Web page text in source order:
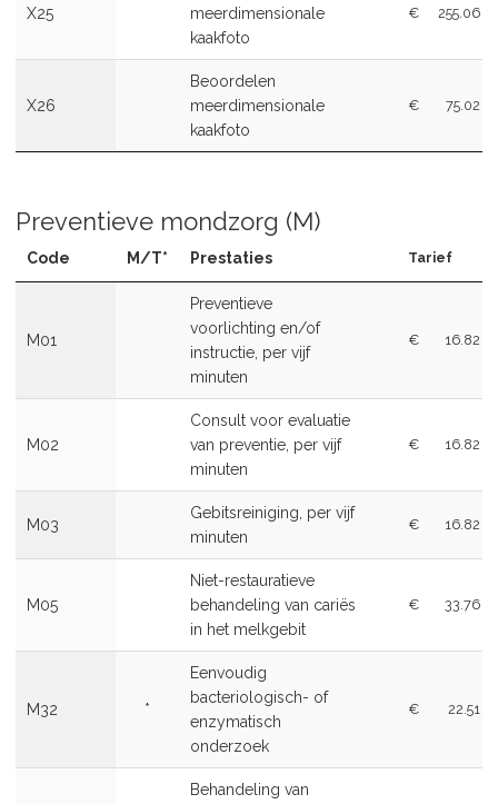
X25
meerdimensionale
kaakfoto
€ 255.06
X26
Beoordelen
meerdimensionale
kaakfoto
€ 75.02
Preventieve mondzorg (M)
Code M/T* Prestaties Tarief
M01
Preventieve
voorlichting en/of
instructie, per vijf
minuten
€ 16.82
M02
Consult voor evaluatie
van preventie, per vijf
minuten
€ 16.82
M03
Gebitsreiniging, per vijf
minuten
€ 16.82
M05
Niet-restauratieve
behandeling van cariës
in het melkgebit
€ 33.76
M32 *
Eenvoudig
bacteriologisch- of
enzymatisch
onderzoek
€ 22.51
Behandeling van